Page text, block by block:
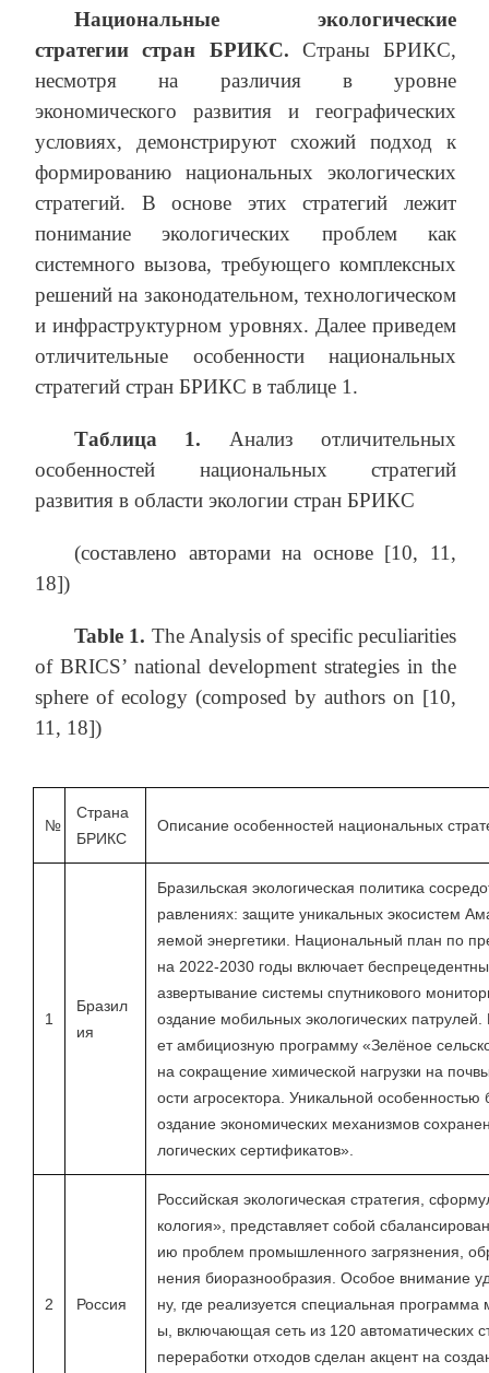
Национальные экологические
стратегии стран БРИКС. Страны БРИКС,
несмотря на различия в уровне
экономического развития и географических
условиях, демонстрируют схожий подход к
формированию национальных экологических
стратегий. В основе этих стратегий лежит
понимание экологических проблем как
системного вызова, требующего комплексных
решений на законодательном, технологическом
и инфраструктурном уровнях. Далее приведем
отличительные особенности национальных
стратегий стран БРИКС в таблице 1.
Таблица 1. Анализ отличительных
особенностей национальных стратегий
развития в области экологии стран БРИКС
(составлено авторами на основе [10, 11,
18])
Table 1. The Analysis of specific peculiarities
of BRICS’ national development strategies in the
sphere of ecology (composed by authors on [10,
11, 18])
№
Страна
БРИКС
Описание особенностей национальных
1
Бразил
ия
Бразильская экологическая политика
равлениях: защите уникальных экосистем
яемой энергетики. Национальный план по
на 2022-2030 годы включает
азвертывание системы спутникового
оздание мобильных экологических
ет амбициозную программу «Зелёное
на сокращение химической нагрузки на
ости агросектора. Уникальной особенностью
оздание экономических механизмов
логических сертификатов».
2 Россия
Российская экологическая стратегия,
кология», представляет собой
ию проблем промышленного загрязнения,
нения биоразнообразия. Особое внимание
ну, где реализуется специальная программа
ы, включающая сеть из 120 автоматических
переработки отходов сделан акцент на